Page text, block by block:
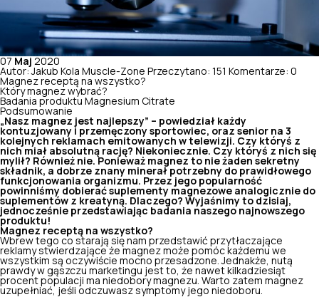
07 Maj 2020
Autor: Jakub Kola Muscle-Zone Przeczytano: 151 Komentarze: 0
Magnez receptą na wszystko?
Który magnez wybrać?
Badania produktu Magnesium Citrate
Podsumowanie
„Nasz magnez jest najlepszy” – powiedział każdy
kontuzjowany i przemęczony sportowiec, oraz senior na 3
kolejnych reklamach emitowanych w telewizji. Czy któryś z
nich miał absolutną rację? Niekoniecznie. Czy któryś z nich się
mylił? Również nie. Ponieważ magnez to nie żaden sekretny
składnik, a dobrze znany minerał potrzebny do prawidłowego
funkcjonowania organizmu. Przez jego popularność
powinniśmy dobierać suplementy magnezowe analogicznie do
suplementów z kreatyną. Dlaczego? Wyjaśnimy to dzisiaj,
jednocześnie przedstawiając badania naszego najnowszego
produktu!
Magnez receptą na wszystko?
Wbrew tego co starają się nam przedstawić przytłaczające
reklamy stwierdzające że magnez może pomóc każdemu we
wszystkim są oczywiście mocno przesadzone. Jednakże, nutą
prawdy w gąszczu marketingu jest to, że nawet kilkadziesiąt
procent populacji ma niedobory magnezu. Warto zatem magnez
uzupełniać, jeśli odczuwasz symptomy jego niedoboru.